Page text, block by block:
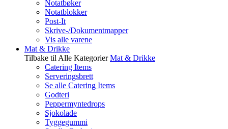
Notatbøker
Notatblokker
Post-It
Skrive-/Dokumentmapper
Vis alle varene
Mat & Drikke
Tilbake til Alle Kategorier Mat & Drikke
Catering Items
Serveringsbrett
Se alle Catering Items
Godteri
Peppermyntedrops
Sjokolade
Tyggegummi